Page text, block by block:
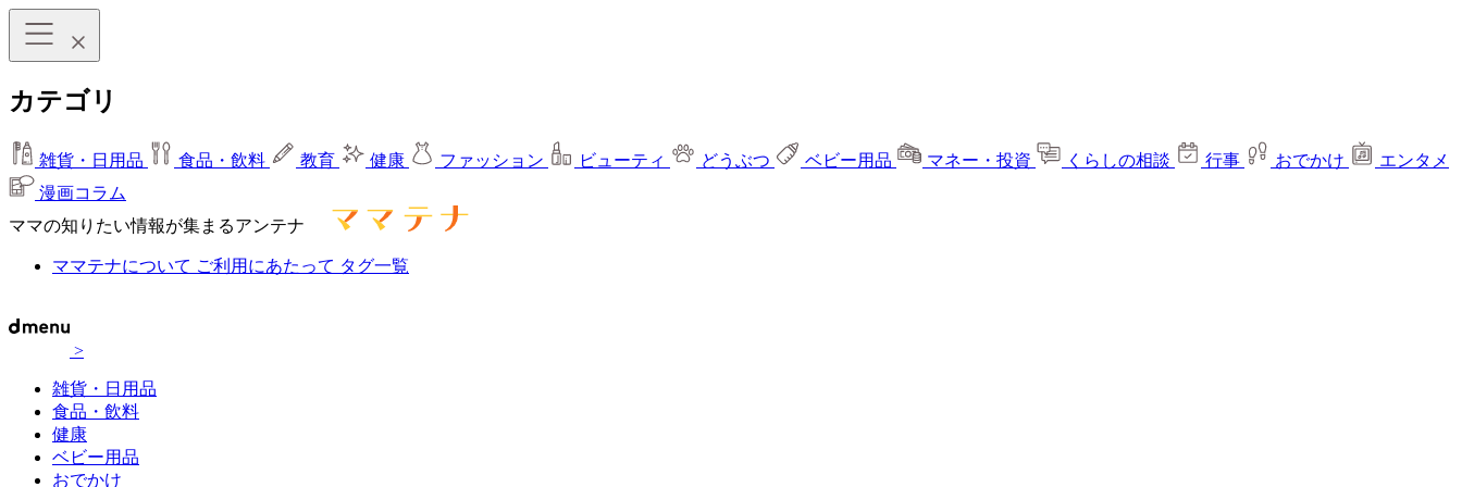
カテゴリ
雑貨・日用品 食品・飲料 教育 健康 ファッション ビューティ どうぶつ ベビー用品 マネー・投資 くらしの相談 行事 おでかけ
エンタメ
漫画コラム
ママの知りたい情報が集まるアンテナ
ママテナについて ご利用にあたって タグ一覧
>
雑貨・日用品
食品・飲料
健康
ベビー用品
おでかけ